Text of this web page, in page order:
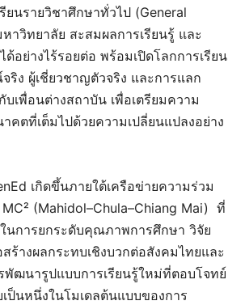
ยนรายวิชาศึกษาทั่วไป (General
าวิทยาลัย สะสมผลการเรียนรู้ และ
ด้อย่างไร้รอยต่อ พร้อมเปิดโลกการเรียน
ริง ผู้เชี่ยวชาญตัวจริง และการแลก
บเพื่อนต่างสถาบัน เพื่อเตรียมความ
คตที่เต็มไปด้วยความเปลี่ยนแปลงอย่าง
เกิดขึ้นภายใต้เครือข่ายความร่วม
(Mahidol–Chula–Chiang Mai) ที่
นการยกระดับคุณภาพการศึกษา วิจัย
ร้างผลกระทบเชิงบวกต่อสังคมไทยและ
พัฒนารูปแบบการเรียนรู้ใหม่ที่ตอบโจทย์
ป็นหนึ่งในโมเดลต้นแบบของการ